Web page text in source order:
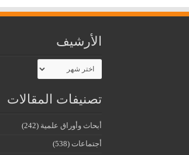
الأرشيف
الأرشيف
تصنيفات المقالات
أبحاث وأوراق علمية (242)
أجتماعات (538)